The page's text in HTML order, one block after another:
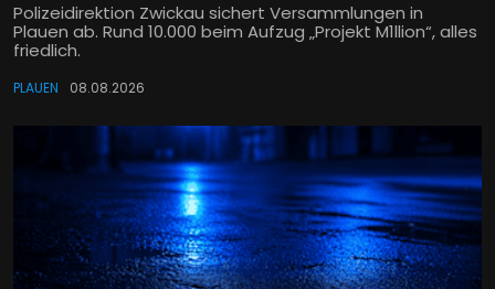
Polizeidirektion Zwickau sichert Versammlungen in
Plauen ab. Rund 10.000 beim Aufzug „Projekt M1llion“, alles
friedlich.
PLAUEN 08.08.2026